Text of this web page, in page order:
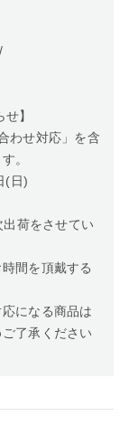
】
わせ対応」を含
。
(日)
荷をさせてい
間を頂戴する
になる商品は
了承ください